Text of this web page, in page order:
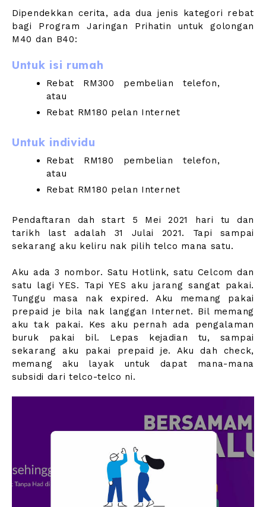
Dipendekkan cerita, ada dua jenis kategori rebat
bagi Program Jaringan Prihatin untuk golongan
M40 dan B40:
Untuk isi rumah
Rebat RM300 pembelian telefon,
atau
Rebat RM180 pelan Internet
Untuk individu
Rebat RM180 pembelian telefon,
atau
Rebat RM180 pelan Internet
Pendaftaran dah start 5 Mei 2021 hari tu dan
tarikh last adalah 31 Julai 2021. Tapi sampai
sekarang aku keliru nak pilih telco mana satu.
Aku ada 3 nombor. Satu Hotlink, satu Celcom dan
satu lagi YES. Tapi YES aku jarang sangat pakai.
Tunggu masa nak expired. Aku memang pakai
prepaid je bila nak langgan Internet. Bil memang
aku tak pakai. Kes aku pernah ada pengalaman
buruk pakai bil. Lepas kejadian tu, sampai
sekarang aku pakai prepaid je. Aku dah check,
memang aku layak untuk dapat mana-mana
subsidi dari telco-telco ni.